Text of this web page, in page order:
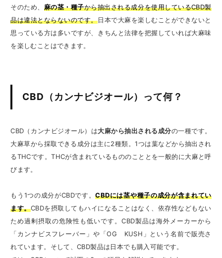
そのため、 麻の茎・種子から抽出される成分を使用しているCBD製
品は違法とならないのです。日本で大麻を楽しむことができないと
思っている方は多いですが、きちんと法律を把握していれば大麻味
を楽しむことはできます。
CBD（カンナビジオール）って何？
CBD（カンナビジオール）は大麻から抽出される成分の一種です。
大麻草から採取できる成分は主に2種類。1つは葉などから抽出され
るTHCです。THCが含まれているもののこととを一般的に大麻と呼
びます。
もう1つの成分がCBDです。CBDには茎や種子の成分が含まれてい
ます。CBDを摂取してもハイになることはなく、依存性などもない
ため過剰摂取の危険性も低いです。CBD製品は海外メーカーから
「カンナビスフレーバー」や「OG KUSH」という名前で販売さ
れています。そして、CBD製品は日本でも購入可能です。